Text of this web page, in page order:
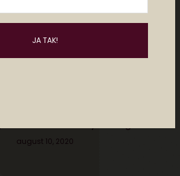
august 10, 2020